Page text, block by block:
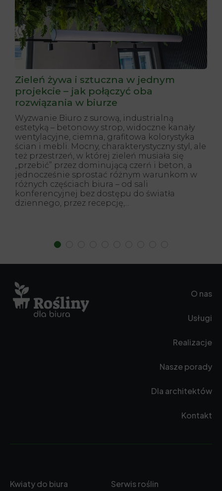
Zieleń żywa i sztuczna w jednym
projekcie – jak połączyć oba
rozwiązania w biurze
Wyzwanie Biuro z surową, industrialną
estetyką – betonowy strop, widoczne kanały
wentylacyjne, ciemna, grafitowa kolorystyka
ścian i mebli. Mocny, charakterystyczny styl, ale
też przestrzeń, w której zieleń musiała się
„przebić” przez dominującą czerń i beton, a
jednocześnie sprostać różnym warunkom w
różnych częściach biura – od sali
konferencyjnej bez dostępu do światła
dziennego, przez recepcję,...
O nas
Usługi
Realizacje
Nasze porady
Dla architektów
Kontakt
Kwiaty do biura Serwis roślin